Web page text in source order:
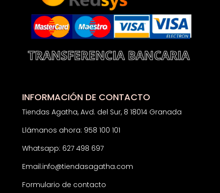
INFORMACIÓN DE CONTACTO
Tiendas Agatha, Avd. del Sur, 8 18014 Granada
Llámanos ahora: 958 100 101
Whatsapp: 627 498 697
Email:info@tiendasagatha.com
Formulario de contacto